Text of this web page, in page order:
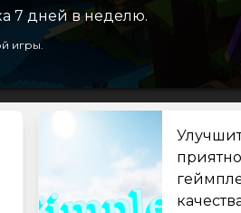
7 дней в неделю.
игры.